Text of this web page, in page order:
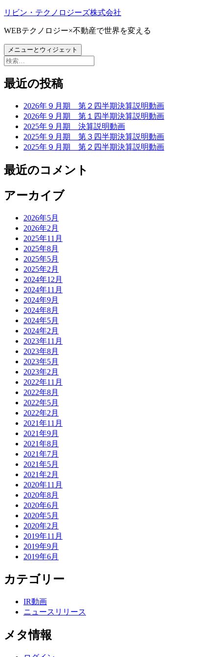
コ
テ
ン
ツ
へ
キ
リビン・テクノロジーズ株式会社
WEBテクノロジー×不動産で世界を変える
メニューとウィジェット
検
最近の投稿
2026年９月期 第２四半期決算説明動画
2026年９月期 第１四半期決算説明動画
2025年９月期 決算説明動画
2025年９月期 第３四半期決算説明動画
2025年９月期 第２四半期決算説明動画
最近のコメント
アーカイブ
2026年5月
2026年2月
2025年11月
2025年8月
2025年5月
2025年2月
2024年12月
2024年11月
2024年9月
2024年8月
2024年5月
2024年2月
2023年11月
2023年8月
2023年5月
2023年2月
2022年11月
2022年8月
2022年5月
2022年2月
2021年11月
2021年9月
2021年8月
2021年7月
2021年5月
2021年2月
2020年11月
2020年8月
2020年6月
2020年5月
2020年2月
2019年11月
2019年9月
2019年6月
カテゴリー
IR動画
ニュースリリース
メタ情報